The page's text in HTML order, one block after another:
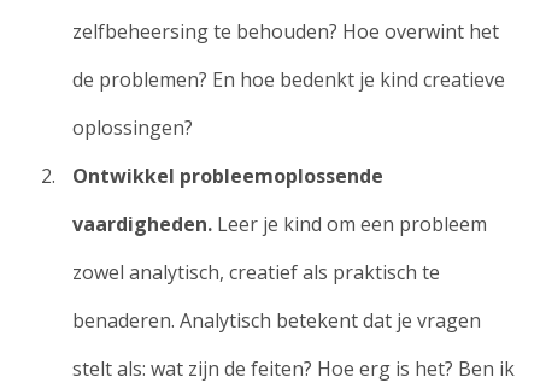
zelfbeheersing te behouden? Hoe overwint het
de problemen? En hoe bedenkt je kind creatieve
oplossingen?
Ontwikkel probleemoplossende
vaardigheden. Leer je kind om een probleem
zowel analytisch, creatief als praktisch te
benaderen. Analytisch betekent dat je vragen
stelt als: wat zijn de feiten? Hoe erg is het? Ben ik